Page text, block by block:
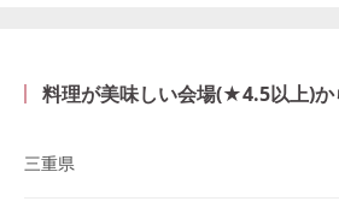
料理が美味しい会場(★4.5以上)か
三重県